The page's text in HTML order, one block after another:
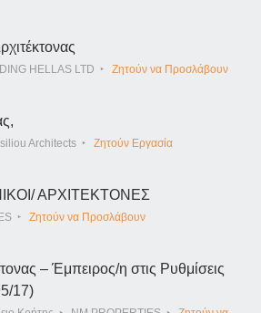
HELLAS LTD Ζητούν να Προσλάβουν
Architects Ζητούν Εργασία
ΑΡΧΙΤΕΚΤΟΝΕΣ
Ζητούν να Προσλάβουν
– Έμπειρος/η στις Ρυθμίσεις
17)